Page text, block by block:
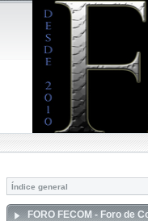
Índice general
FORO FECOM - Foro de